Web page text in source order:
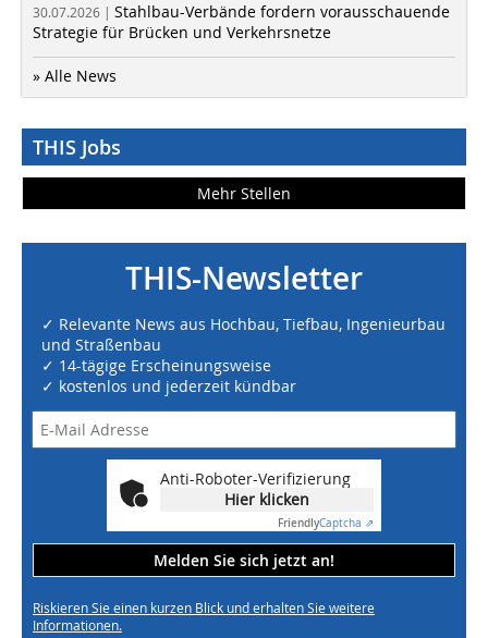
30.07.2026 | Stahlbau-Verbände fordern vorausschauende
Strategie für Brücken und Verkehrsnetze
» Alle News
THIS Jobs
Mehr Stellen
THIS-Newsletter
✓ Relevante News aus Hochbau, Tiefbau, Ingenieurbau
und Straßenbau
✓ 14-tägige Erscheinungsweise
✓ kostenlos und jederzeit kündbar
Anti-Roboter-Verifizierung
Hier klicken
FriendlyCaptcha ⇗
Melden Sie sich jetzt an!
Riskieren Sie einen kurzen Blick und erhalten Sie weitere
Informationen.